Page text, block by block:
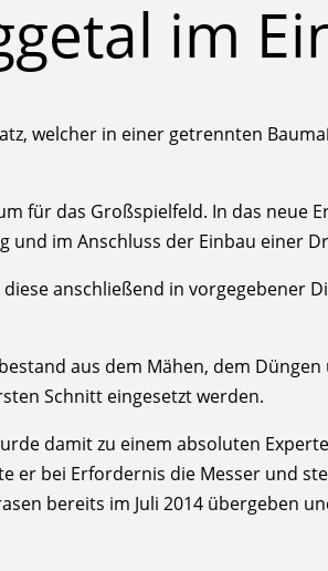
im
welcher in einer getrennten
für das Großspielfeld. In das
und im Anschluss der Einbau einer
anschließend in vorgegebener
aus dem Mähen, dem
Schnitt eingesetzt werden.
damit zu einem absoluten
bei Erfordernis die Messer und
bereits im Juli 2014 übergeben